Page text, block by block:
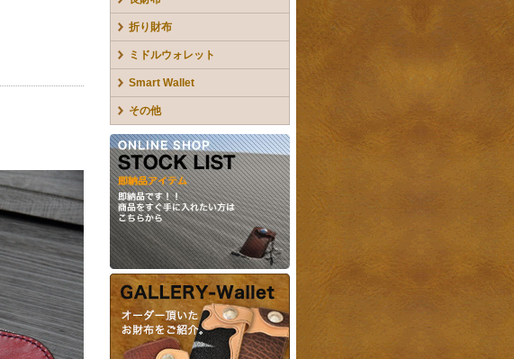
折り財布
ミドルウォレット
Smart Wallet
その他